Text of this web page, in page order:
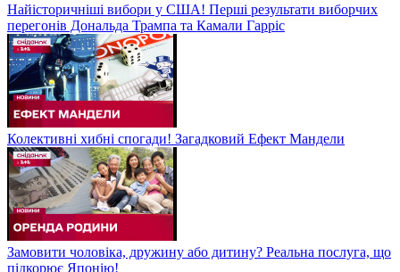
Найісторичніші вибори у США! Перші результати виборчих
перегонів Дональда Трампа та Камали Гарріс
Колективні хибні спогади! Загадковий Ефект Мандели
Замовити чоловіка, дружину або дитину? Реальна послуга, що
підкорює Японію!